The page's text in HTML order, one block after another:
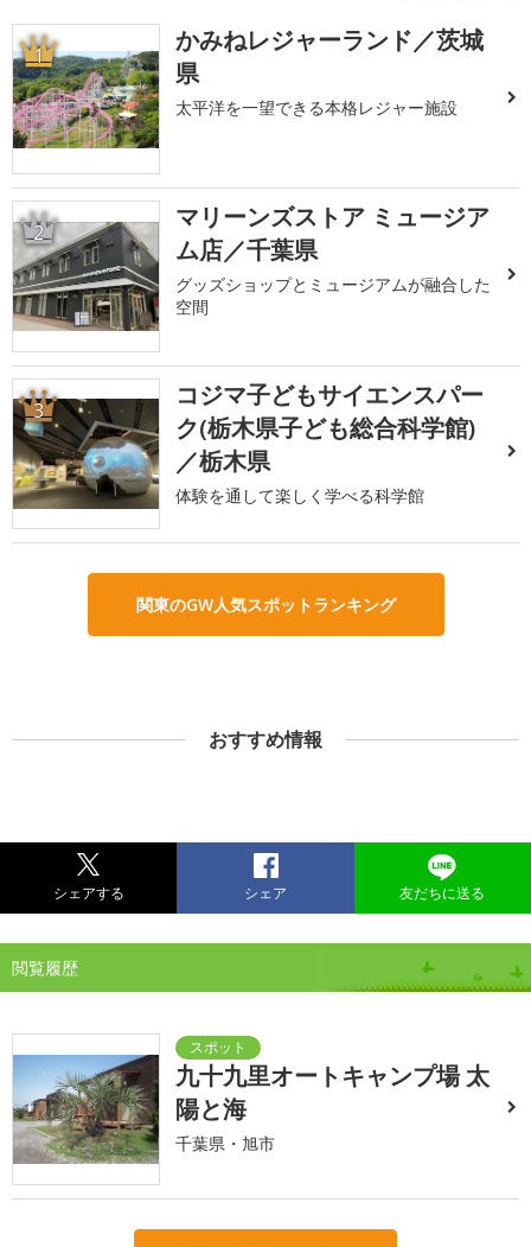
1
かみねレジャーランド／茨城
県
太平洋を一望できる本格レジャー施設
2
マリーンズストア ミュージア
ム店／千葉県
グッズショップとミュージアムが融合した
空間
3
コジマ子どもサイエンスパー
ク(栃木県子ども総合科学館)
／栃木県
体験を通して楽しく学べる科学館
関東のGW人気スポットランキング
おすすめ情報
シェアする シェア 友だちに送る
閲覧履歴
九十九里オートキャンプ場 太
陽と海
千葉県・旭市